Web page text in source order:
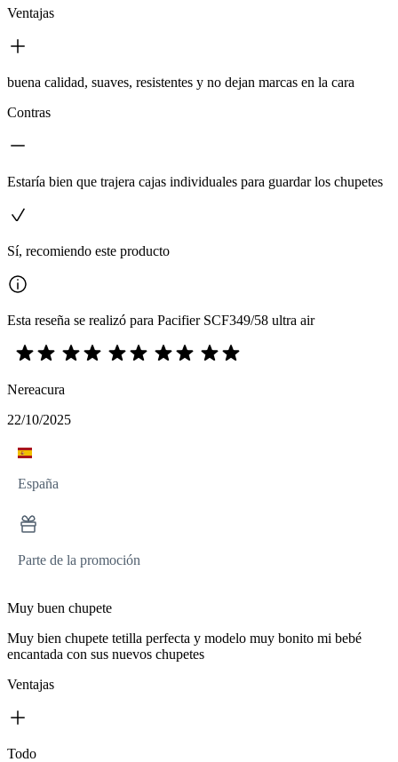
Ventajas
buena calidad, suaves, resistentes y no dejan marcas en la cara
Contras
Estaría bien que trajera cajas individuales para guardar los chupetes
Sí, recomiendo este producto
Esta reseña se realizó para Pacifier SCF349/58 ultra air
Nereacura
22/10/2025
España
Parte de la promoción
Muy buen chupete
Muy bien chupete tetilla perfecta y modelo muy bonito mi bebé
encantada con sus nuevos chupetes
Ventajas
Todo